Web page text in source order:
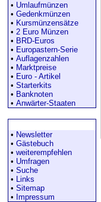
• Umlaufmünzen
• Gedenkmünzen
• Kursmünzensätze
• 2 Euro Münzen
• BRD-Euros
• Europastern-Serie
• Auflagenzahlen
• Marktpreise
• Euro - Artikel
• Starterkits
• Banknoten
• Anwärter-Staaten
• Newsletter
• Gästebuch
• weiterempfehlen
• Umfragen
• Suche
• Links
• Sitemap
• Impressum